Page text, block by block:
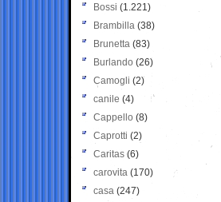
Bossi (1.221)
Brambilla (38)
Brunetta (83)
Burlando (26)
Camogli (2)
canile (4)
Cappello (8)
Caprotti (2)
Caritas (6)
carovita (170)
casa (247)